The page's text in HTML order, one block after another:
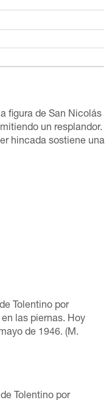
figura de San Nicolás
un resplandor.
hincada sostiene una
Tolentino por
las piernas. Hoy
de 1946. (M.
Tolentino por